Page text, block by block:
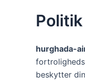
hurghada-
beskytter